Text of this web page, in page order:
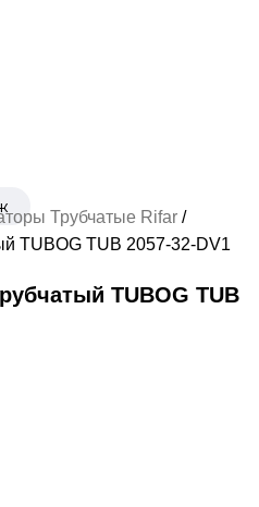
Трубчатые Rifar
TUBOG TUB 2057-32-DV1
TUBOG TUB